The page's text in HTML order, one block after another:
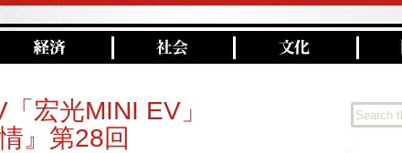
宏光MINI EV」
』第28回